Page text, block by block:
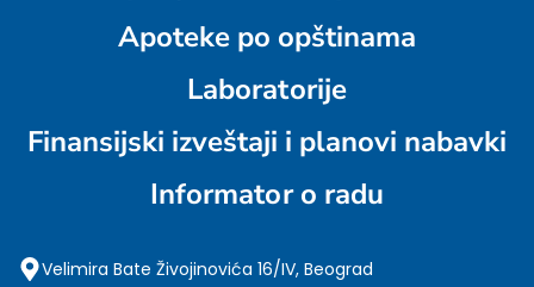
Apoteke po opštinama
Laboratorije
Finansijski izveštaji i planovi nabavki
Informator o radu
Velimira Bate Živojinovića 16/IV, Beograd